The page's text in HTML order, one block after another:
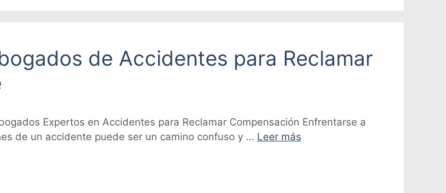
de Accidentes para Reclamar
Expertos en Accidentes para Reclamar Compensación Enfrentarse a
de un accidente puede ser un camino confuso y … Leer más